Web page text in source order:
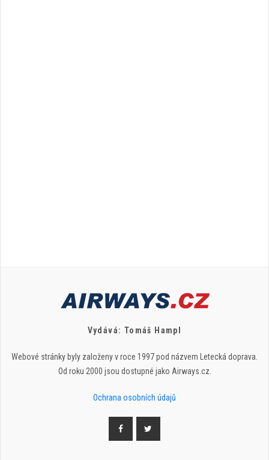
Vydává: Tomáš Hampl
Webové stránky byly založeny v roce 1997 pod názvem Letecká doprava.
Od roku 2000 jsou dostupné jako Airways.cz.
Ochrana osobních údajů